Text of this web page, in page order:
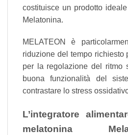
costituisce un prodotto
Melatonina.
MELATEON è
riduzione del tempo richiesto
per la regolazione del ritmo
buona funzionalità del
contrastare lo stress
L’integratore
melatonina